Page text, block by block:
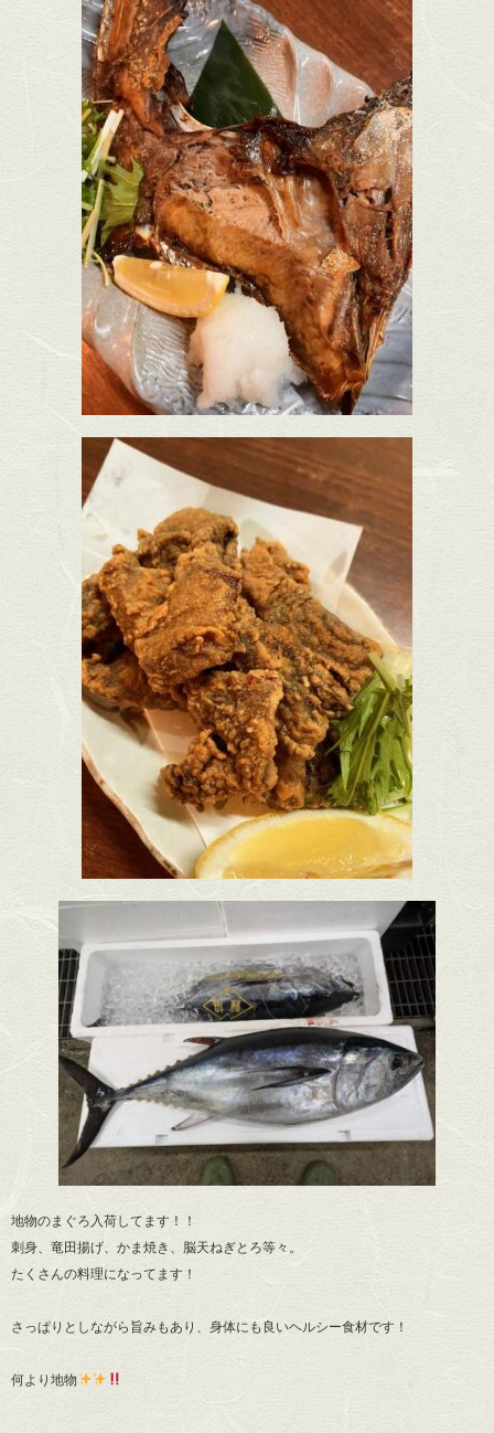
地物のまぐろ入荷してます！！
刺身、竜田揚げ、かま焼き、脳天ねぎとろ等々。
たくさんの料理になってます！
さっぱりとしながら旨みもあり、身体にも良いヘルシー食材です！
何より地物